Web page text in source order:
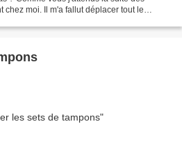
moi. Il m'a fallut déplacer tout le